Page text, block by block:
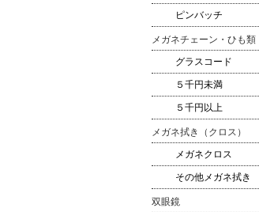
ピンバッチ
メガネチェーン・ひも類
グラスコード
５千円未満
５千円以上
メガネ拭き（クロス）
メガネクロス
その他メガネ拭き
双眼鏡